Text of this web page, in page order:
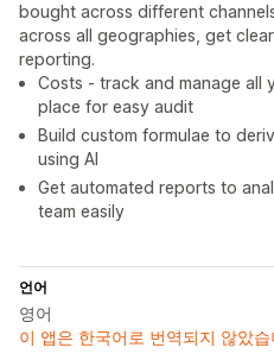
bought across different
across all geographies, get
reporting.
Costs - track and manage all
place for easy audit
Build custom formulae to
using AI
Get automated reports to
team easily
언어
영어
이 앱은 한국어로 번역되지 않았